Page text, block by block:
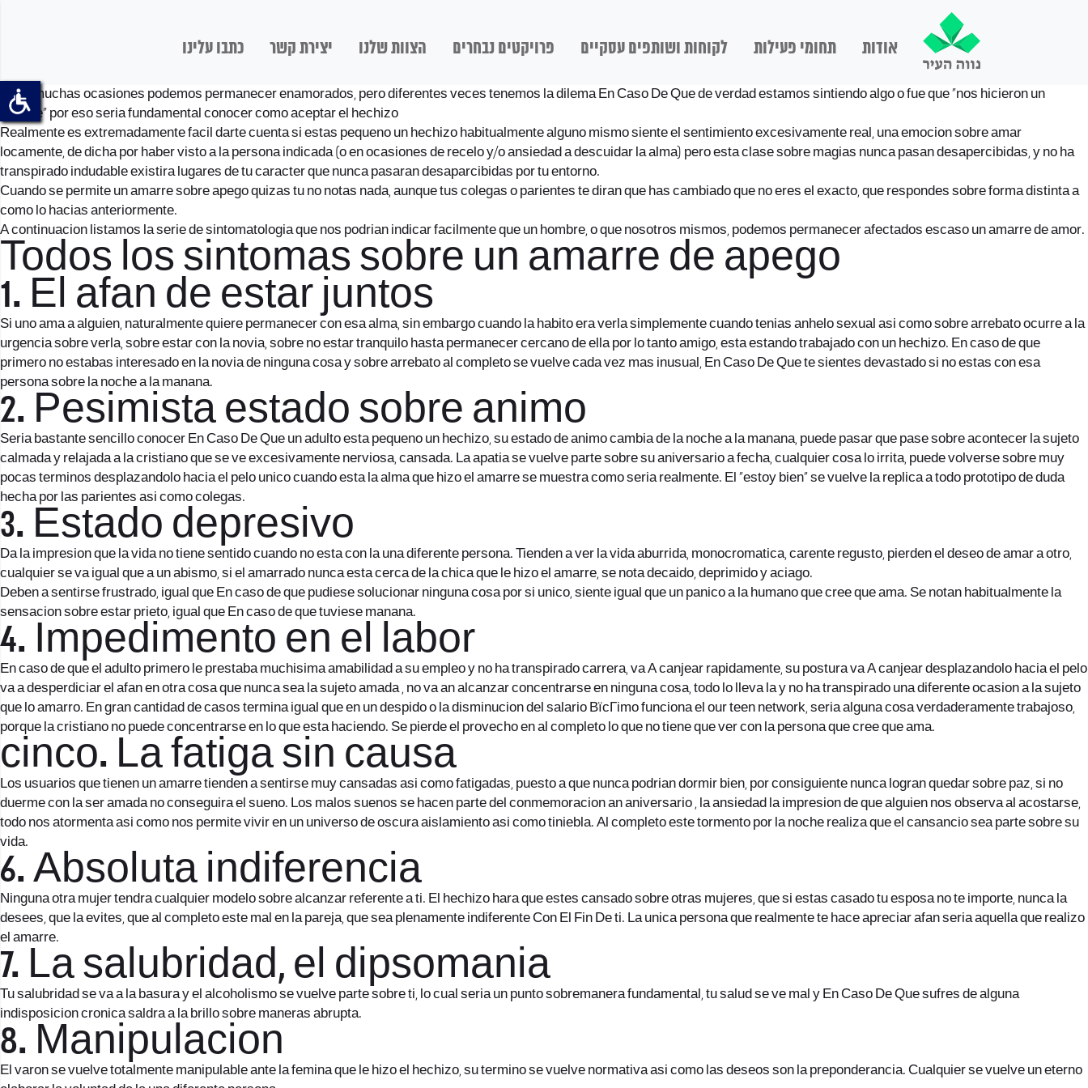
אודות תחומי פעילות לקוחות ושותפים עסקיים פרויקטים נבחרים הצוות שלנו יצירת קשר כתבו עלינו
Si En muchas ocasiones podemos permanecer enamorados, pero diferentes veces tenemos la dilema En Caso De Que de verdad estamos sintiendo algo o fue que “nos hicieron un
amarre” por eso seri­a fundamental conocer como aceptar el hechizo
Realmente es extremadamente facil darte cuenta si estas pequeno un hechizo habitualmente alguno mismo siente el sentimiento excesivamente real, una emocion sobre amar
locamente, de dicha por haber visto a la persona indicada (o en ocasiones de recelo y/o ansiedad a descuidar la alma) pero esta clase sobre magias nunca pasan desapercibidas, y no ha
transpirado indudable existira lugares de tu caracter que nunca pasaran desaparcibidas por tu entorno.
Cuando se permite un amarre sobre apego quizas tu no notas nada, aunque tus colegas o parientes te diran que has cambiado que no eres el exacto, que respondes sobre forma distinta a
como lo hacias anteriormente.
A continuacion listamos la serie de sintomatologia que nos podri­an indicar facilmente que un hombre, o que nosotros mismos, podemos permanecer afectados escaso un amarre de amor.
Todos los sintomas sobre un amarre de apego
1. El afan de estar juntos
Si uno ama a alguien, naturalmente quiere permanecer con esa alma, sin embargo cuando la habito era verla simplemente cuando tenias anhelo sexual asi­ como sobre arrebato ocurre a la
urgencia sobre verla, sobre estar con la novia, sobre no estar tranquilo hasta permanecer cercano de ella por lo tanto amigo, esta estando trabajado con un hechizo. En caso de que
primero no estabas interesado en la novia de ninguna cosa y sobre arrebato al completo se vuelve cada vez mas inusual, En Caso De Que te sientes devastado si no estas con esa
persona sobre la noche a la manana.
2. Pesimista estado sobre animo
Seri­a bastante sencillo conocer En Caso De Que un adulto esta pequeno un hechizo, su estado de animo cambia de la noche a la manana, puede pasar que pase sobre acontecer la sujeto
calmada y relajada a la cristiano que se ve excesivamente nerviosa, cansada. La apatia se vuelve parte sobre su aniversario a fecha, cualquier cosa lo irrita, puede volverse sobre muy
pocas terminos desplazandolo hacia el pelo unico cuando esta la alma que hizo el amarre se muestra como seri­a realmente. El “estoy bien” se vuelve la replica a todo prototipo de duda
hecha por las parientes asi­ como colegas.
3. Estado depresivo
Da la impresion que la vida no tiene sentido cuando no esta con la una diferente persona. Tienden a ver la vida aburrida, monocromatica, carente regusto, pierden el deseo de amar a otro,
cualquier se va igual que a un abismo, si el amarrado nunca esta cerca de la chica que le hizo el amarre, se nota decaido, deprimido y aciago.
Deben a sentirse frustrado, igual que En caso de que pudiese solucionar ninguna cosa por si unico, siente igual que un panico a la humano que cree que ama. Se notan habitualmente la
sensacion sobre estar prieto, igual que En caso de que tuviese manana.
4. Impedimento en el labor
En caso de que el adulto primero le prestaba muchisima amabilidad a su empleo y no ha transpirado carrera, va A canjear rapidamente, su postura va A canjear desplazandolo hacia el pelo
va a desperdiciar el afan en otra cosa que nunca sea la sujeto amada , no va an alcanzar concentrarse en ninguna cosa, todo lo lleva la y no ha transpirado una diferente ocasion a la sujeto
que lo amarro. En gran cantidad de casos termina igual que en un despido o la disminucion del salario ВїcГіmo funciona el our teen network, seri­a alguna cosa verdaderamente trabajoso,
porque la cristiano no puede concentrarse en lo que esta haciendo. Se pierde el provecho en al completo lo que no tiene que ver con la persona que cree que ama.
cinco. La fatiga sin causa
Los usuarios que tienen un amarre tienden a sentirse muy cansadas asi­ como fatigadas, puesto a que nunca podri­an dormir bien, por consiguiente nunca logran quedar sobre paz, si no
duerme con la ser amada no conseguira el sueno. Los malos suenos se hacen parte del conmemoracion an aniversario , la ansiedad la impresion de que alguien nos observa al acostarse,
todo nos atormenta asi­ como nos permite vivir en un universo de oscura aislamiento asi­ como tiniebla. Al completo este tormento por la noche realiza que el cansancio sea parte sobre su
vida.
6. Absoluta indiferencia
Ninguna otra mujer tendra cualquier modelo sobre alcanzar referente a ti. El hechizo hara que estes cansado sobre otras mujeres, que si estas casado tu esposa no te importe, nunca la
desees, que la evites, que al completo este mal en la pareja, que sea plenamente indiferente Con El Fin De ti. La unica persona que realmente te hace apreciar afan seri­a aquella que realizo
el amarre.
7. La salubridad, el dipsomania
Tu salubridad se va a la basura y el alcoholismo se vuelve parte sobre ti, lo cual seri­a un punto sobremanera fundamental, tu salud se ve mal y En Caso De Que sufres de alguna
indisposicion cronica saldra a la brillo sobre maneras abrupta.
8. Manipulacion
El varon se vuelve totalmente manipulable ante la femina que le hizo el hechizo, su termino se vuelve normativa asi­ como las deseos son la preponderancia. Cualquier se vuelve un eterno